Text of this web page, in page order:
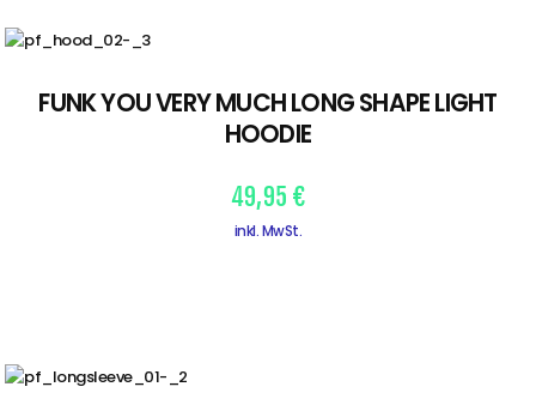
FUNK YOU VERY MUCH LONG SHAPE LIGHT
HOODIE
49,95 €
inkl. MwSt.